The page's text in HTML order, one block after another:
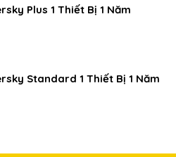
Plus 1 Thiết Bị 1 Năm
Standard 1 Thiết Bị 1 Năm